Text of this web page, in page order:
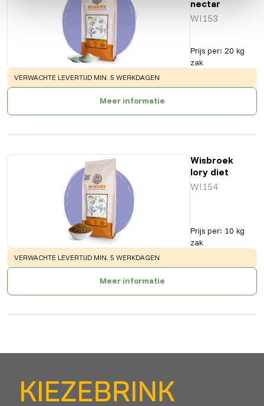
nectar
WI153
Prijs per: 20 kg
zak
WARNING:
VERWACHTE LEVERTIJD MIN. 5 WERKDAGEN
Meer informatie
Wisbroek
lory diet
WI154
Prijs per: 10 kg
zak
WARNING:
VERWACHTE LEVERTIJD MIN. 5 WERKDAGEN
Meer informatie